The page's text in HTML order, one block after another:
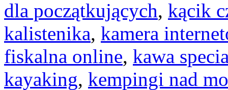
dla początkujących, kącik
kalistenika, kamera
fiskalna online, kawa
kayaking, kempingi nad